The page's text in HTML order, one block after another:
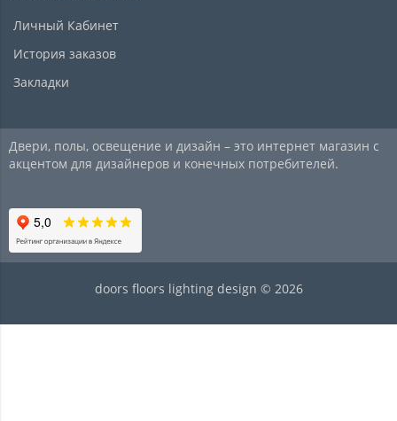
Личный Кабинет
История заказов
Закладки
Двери, полы, освещение и дизайн – это интернет магазин с
акцентом для дизайнеров и конечных потребителей.
doors floors lighting design © 2026